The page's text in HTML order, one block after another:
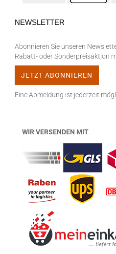
NEWSLETTER
Abonnieren Sie unseren
Rabatt- oder Sonderpreisaktion
Eine Abmeldung ist jederzeit
WIR VERSENDEN MIT